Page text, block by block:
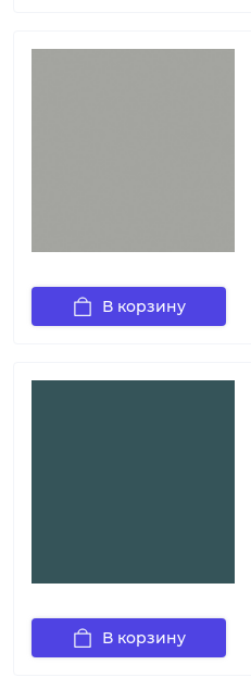
В корзину
В корзину